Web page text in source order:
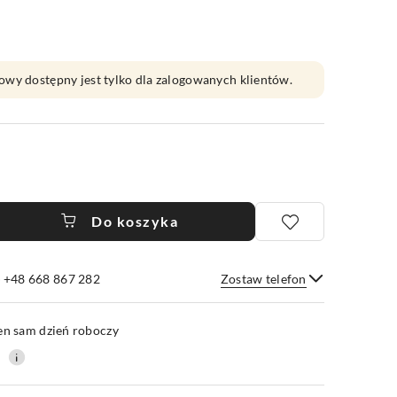
dostępny jest tylko dla zalogowanych klientów.
Do koszyka
668 867 282 Zostaw telefon
Wyślij
sam dzień roboczy